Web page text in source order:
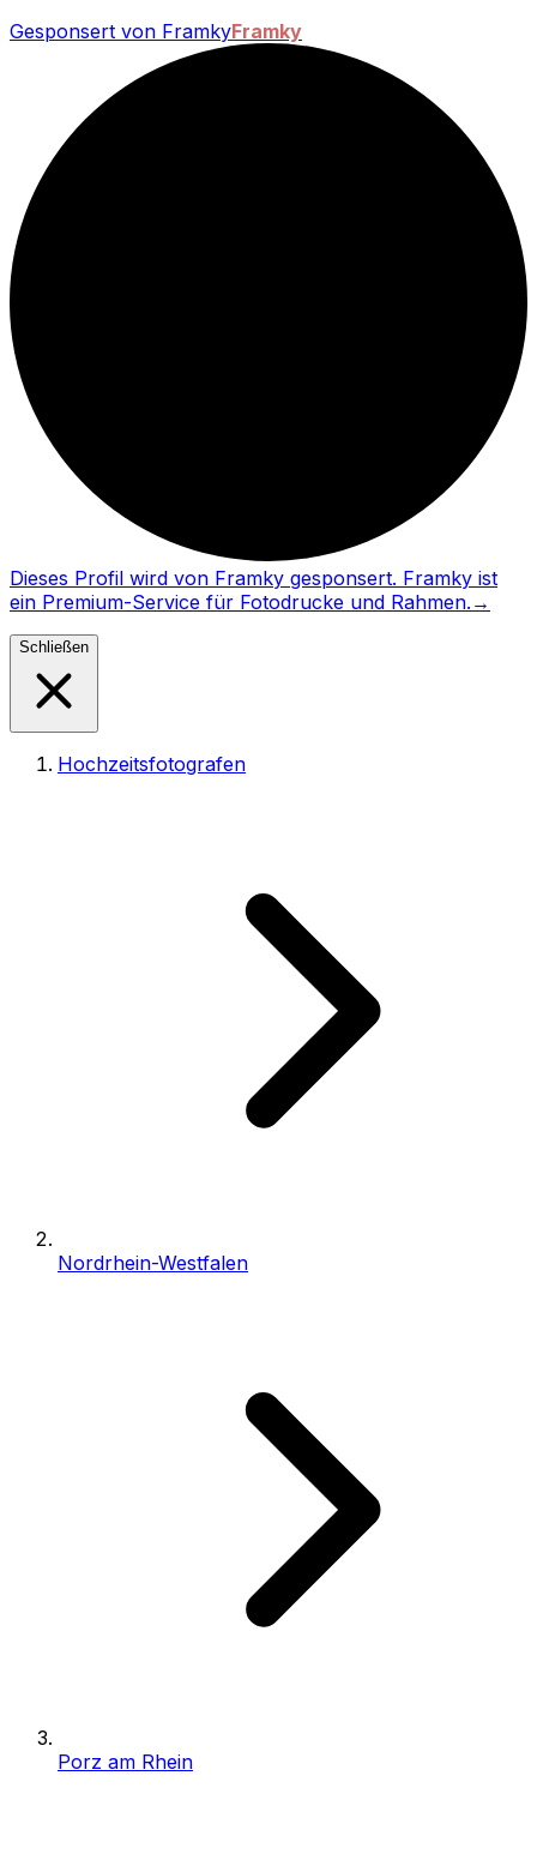
Gesponsert von FramkyFramky
Dieses Profil wird von Framky gesponsert. Framky ist
ein Premium-Service für Fotodrucke und Rahmen. →
Schließen
Hochzeitsfotografen
Nordrhein-Westfalen
Porz am Rhein